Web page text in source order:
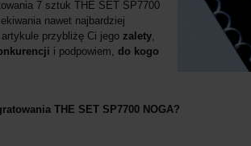
7 sztuk THE SET SP7700
nawet najbardziej
przybliżę Ci jego zalety,
i podpowiem, do kogo
THE SET SP7700 NOGA?